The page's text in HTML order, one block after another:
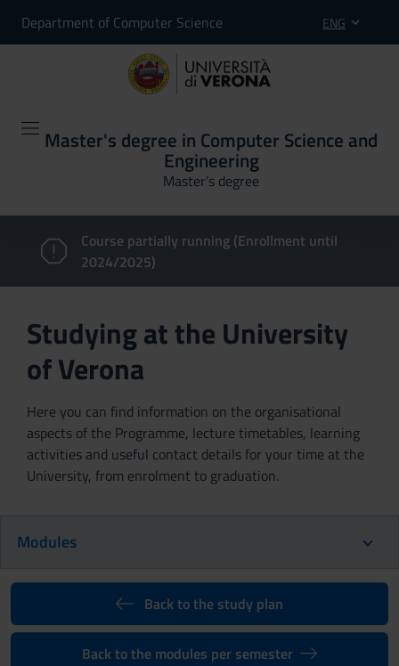
Department of Computer Science ENG
Master's degree in Computer Science and
Engineering
Master’s degree
Course partially running (Enrollment until
2024/2025)
Studying at the University
of Verona
Here you can find information on the organisational
aspects of the Programme, lecture timetables, learning
activities and useful contact details for your time at the
University, from enrolment to graduation.
Modules
Back to the study plan
Back to the modules per semester